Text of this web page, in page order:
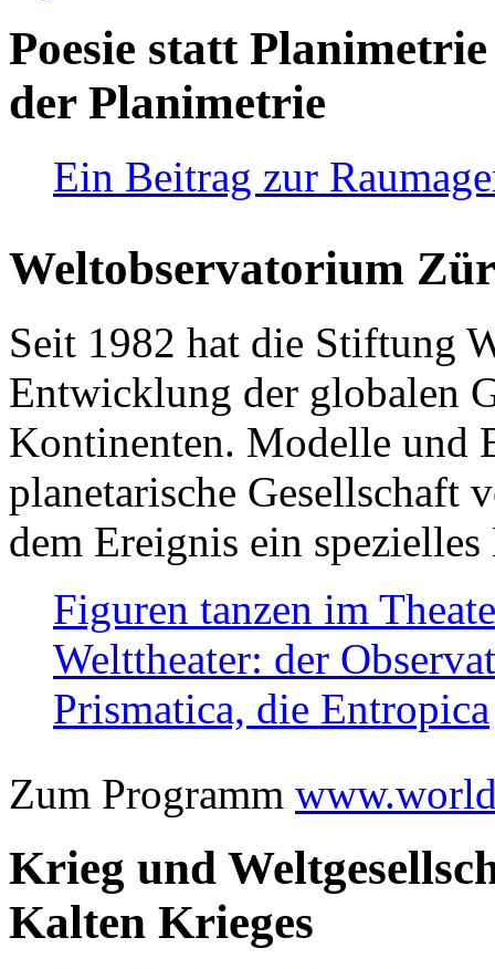
Poesie statt
der Planimetrie
Ein Beitrag zur
Weltobservatorium
Seit 1982 hat die Stiftung
Entwicklung der globalen
Kontinenten. Modelle und
planetarische Gesellschaft
dem Ereignis ein
Figuren tanzen im
Welttheater: der
Prismatica, die Entropica
Zum Programm
Krieg und
Kalten Krieges